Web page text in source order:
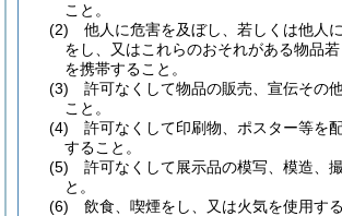
こと。
(2)
他人に危害を及ぼし、若しくは他人
をし、又はこれらのおそれがある物品
を携帯すること。
(3)
許可なくして物品の販売、宣伝その
こと。
(4)
許可なくして印刷物、ポスター等を
すること。
(5)
許可なくして展示品の模写、模造、
と。
(6)
飲食、喫煙をし、又は火気を使用する